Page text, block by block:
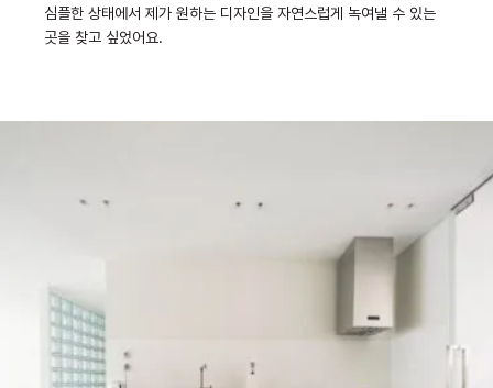
심플한 상태에서 제가 원하는 디자인을 자연스럽게 녹여낼 수 있는
곳을 찾고 싶었어요.